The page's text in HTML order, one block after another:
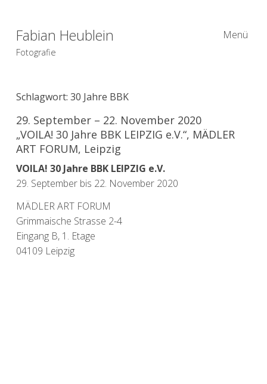
Fabian Heublein
Fotografie
Menü
Schlagwort: 30 Jahre BBK
29. September – 22. November 2020
„VOILA! 30 Jahre BBK LEIPZIG e.V.“, MÄDLER
ART FORUM, Leipzig
VOILA! 30 Jahre BBK LEIPZIG e.V.
29. September bis 22. November 2020
MÄDLER ART FORUM
Grimmaische Strasse 2-4
Eingang B, 1. Etage
04109 Leipzig